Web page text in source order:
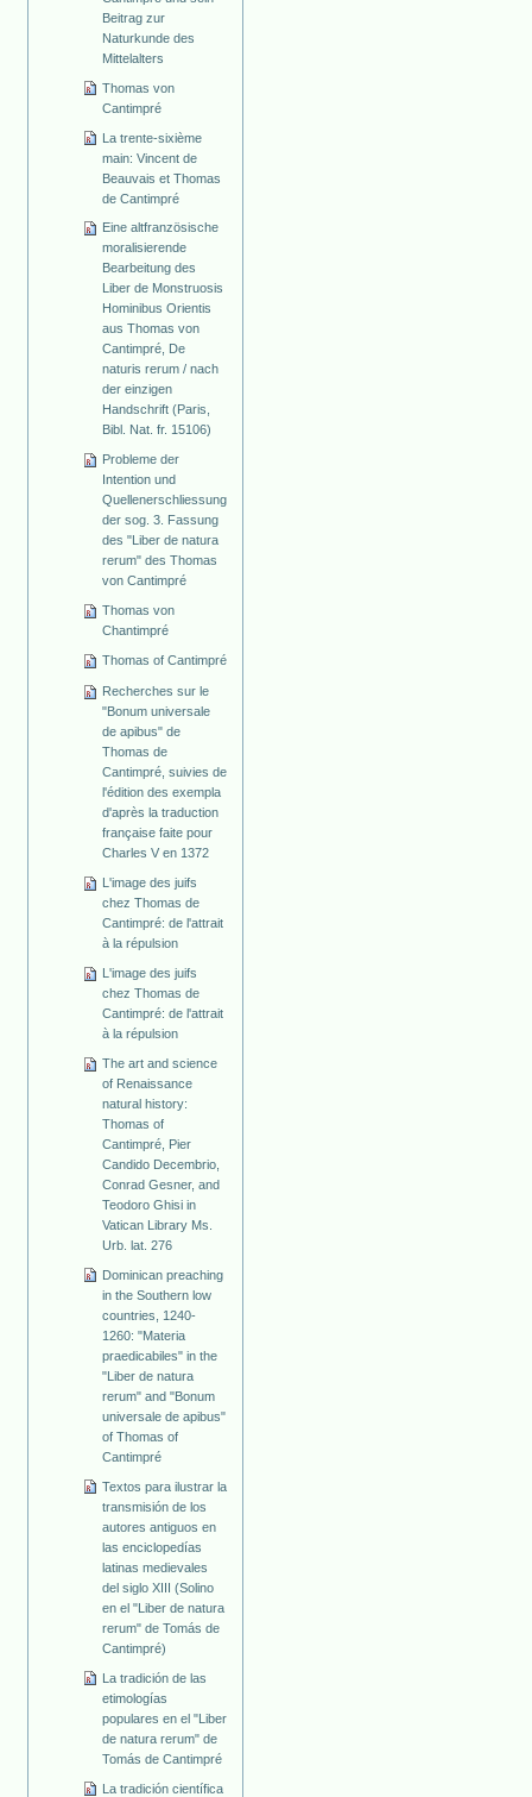
Beitrag zur
Naturkunde des
Mittelalters
Thomas von
Cantimpré
La trente-sixième
main: Vincent de
Beauvais et Thomas
de Cantimpré
Eine altfranzösische
moralisierende
Bearbeitung des
Liber de Monstruosis
Hominibus Orientis
aus Thomas von
Cantimpré, De
naturis rerum / nach
der einzigen
Handschrift (Paris,
Bibl. Nat. fr. 15106)
Probleme der
Intention und
Quellenerschliessung
der sog. 3. Fassung
des "Liber de natura
rerum" des Thomas
von Cantimpré
Thomas von
Chantimpré
Thomas of Cantimpré
Recherches sur le
"Bonum universale
de apibus" de
Thomas de
Cantimpré, suivies de
l'édition des exempla
d'après la traduction
française faite pour
Charles V en 1372
L'image des juifs
chez Thomas de
Cantimpré: de l'attrait
à la répulsion
L'image des juifs
chez Thomas de
Cantimpré: de l'attrait
à la répulsion
The art and science
of Renaissance
natural history:
Thomas of
Cantimpré, Pier
Candido Decembrio,
Conrad Gesner, and
Teodoro Ghisi in
Vatican Library Ms.
Urb. lat. 276
Dominican preaching
in the Southern low
countries, 1240-
1260: "Materia
praedicabiles" in the
"Liber de natura
rerum" and "Bonum
universale de apibus"
of Thomas of
Cantimpré
Textos para ilustrar la
transmisión de los
autores antiguos en
las enciclopedías
latinas medievales
del siglo XIII (Solino
en el "Liber de natura
rerum" de Tomás de
Cantimpré)
La tradición de las
etimologías
populares en el "Liber
de natura rerum" de
Tomás de Cantimpré
La tradición científica